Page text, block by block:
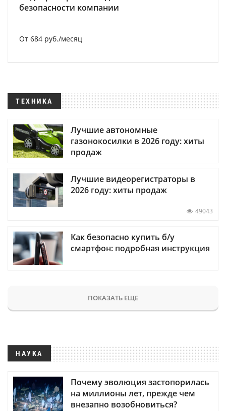
безопасности компании
От 684 руб./месяц
ТЕХНИКА
Лучшие автономные
газонокосилки в 2026 году: хиты
продаж
Лучшие видеорегистраторы в
2026 году: хиты продаж
49043
Как безопасно купить б/у
смартфон: подробная инструкция
ПОКАЗАТЬ ЕЩЕ
НАУКА
Почему эволюция застопорилась
на миллионы лет, прежде чем
внезапно возобновиться?